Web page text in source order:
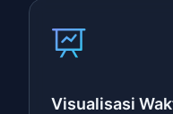
Visualisasi